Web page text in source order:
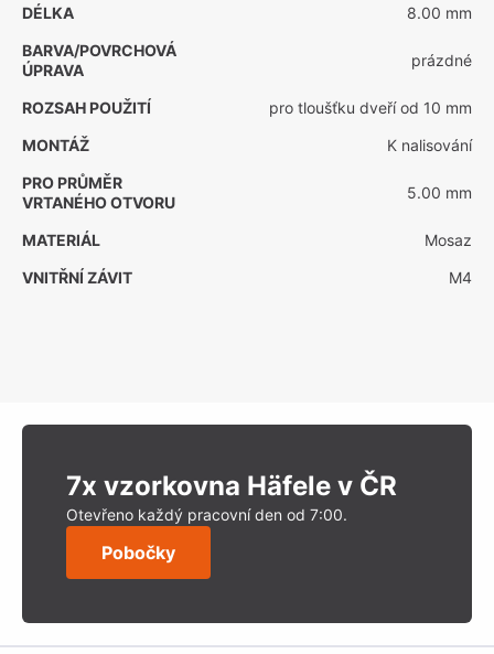
DÉLKA
8.00 mm
BARVA/POVRCHOVÁ
ÚPRAVA
prázdné
ROZSAH POUŽITÍ
pro tloušťku dveří od 10 mm
MONTÁŽ
K nalisování
PRO PRŮMĚR
VRTANÉHO OTVORU
5.00 mm
MATERIÁL
Mosaz
VNITŘNÍ ZÁVIT
M4
7x vzorkovna Häfele v ČR
Otevřeno každý pracovní den od 7:00.
Pobočky